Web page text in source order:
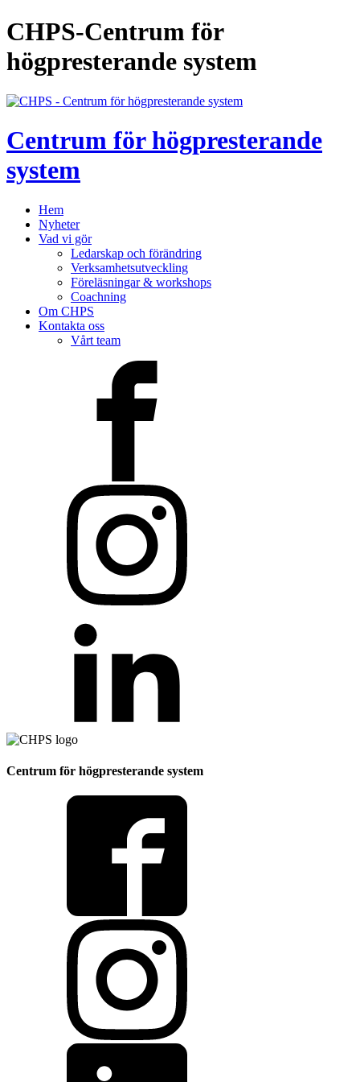
CHPS-Centrum för
högpresterande system
Centrum för högpresterande
system
Hem
Nyheter
Vad vi gör
Ledarskap och förändring
Verksamhetsutveckling
Föreläsningar & workshops
Coachning
Om CHPS
Kontakta oss
Vårt team
Centrum för högpresterande system